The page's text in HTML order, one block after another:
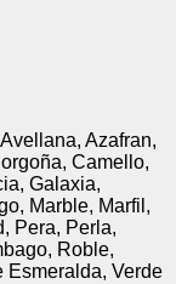
Azafran,
Camello,
Galaxia,
Marble, Marfil,
Pera, Perla,
Roble,
Esmeralda, Verde